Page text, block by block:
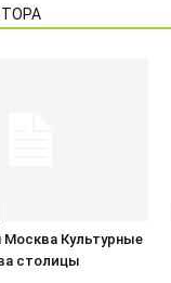
Москва Культурные
столицы